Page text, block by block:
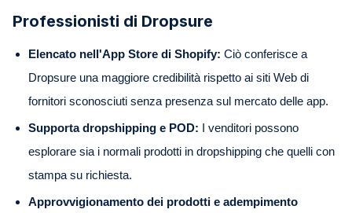
Professionisti di Dropsure
Elencato nell'App Store di Shopify: Ciò conferisce a
Dropsure una maggiore credibilità rispetto ai siti Web di
fornitori sconosciuti senza presenza sul mercato delle app.
Supporta dropshipping e POD: I venditori possono
esplorare sia i normali prodotti in dropshipping che quelli con
stampa su richiesta.
Approvvigionamento dei prodotti e adempimento